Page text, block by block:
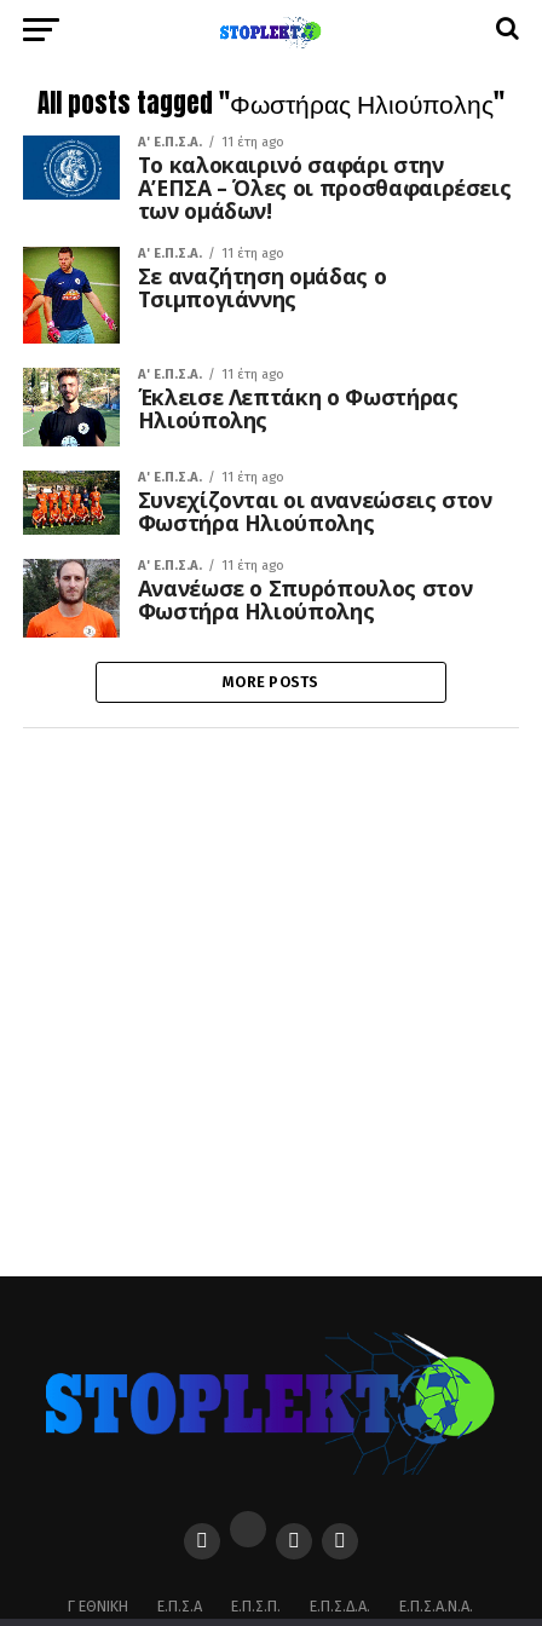
All posts tagged "Φωστήρας Ηλιούπολης"
A' Ε.Π.Σ.Α. 11 έτη ago
Το καλοκαιρινό σαφάρι στην
Α’ΕΠΣΑ – Όλες οι προσθαφαιρέσεις
των ομάδων!
A' Ε.Π.Σ.Α. 11 έτη ago
Σε αναζήτηση ομάδας ο
Τσιμπογιάννης
A' Ε.Π.Σ.Α. 11 έτη ago
Έκλεισε Λεπτάκη ο Φωστήρας
Ηλιούπολης
A' Ε.Π.Σ.Α. 11 έτη ago
Συνεχίζονται οι ανανεώσεις στον
Φωστήρα Ηλιούπολης
A' Ε.Π.Σ.Α. 11 έτη ago
Ανανέωσε ο Σπυρόπουλος στον
Φωστήρα Ηλιούπολης
MORE POSTS
Γ ΕΘΝΙΚΉ Ε.Π.Σ.Α Ε.Π.Σ.Π. Ε.Π.Σ.Δ.Α. Ε.Π.Σ.Α.Ν.Α.